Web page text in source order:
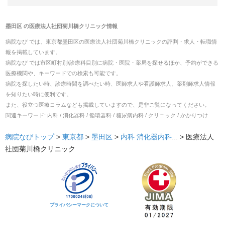
墨田区の医療法人社団菊川橋クリニック情報
病院なび では、 東京都墨田区の医療法人社団菊川橋クリニックの評判・求人・転職情
報を掲載しています。
病院なび では市区町村別/診療科目別に病院・医院・薬局を探せるほか、予約ができる
医療機関や、キーワードでの検索も可能です。
病院を探したい時、診療時間を調べたい時、医師求人や看護師求人、薬剤師求人情報
を知りたい時に便利です。
また、役立つ医療コラムなども掲載していますので、是非ご覧になってください。
関連キーワード: 内科 / 消化器科 / 循環器科 / 糖尿病内科 / クリニック / かかりつけ
病院なびトップ > 東京都 > 墨田区 > 内科 消化器内科... > 医療法人
社団菊川橋クリニック
プライバシーマークについて